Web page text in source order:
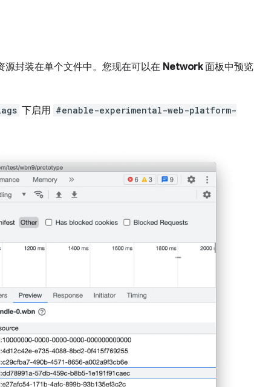
源封装在单个文件中。您现在可以在 Network面板中预览
下启用 #enable-experimental-web-platform-